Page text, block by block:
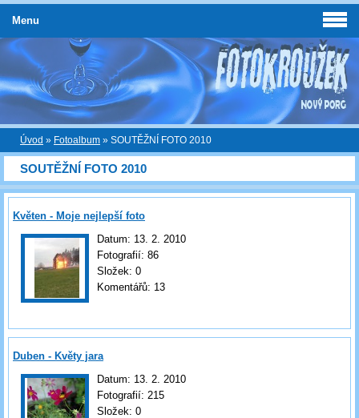
Úvod » Fotoalbum » SOUTĚŽNÍ FOTO 2010
SOUTĚŽNÍ FOTO 2010
Květen - Moje nejlepší foto
Datum: 13. 2. 2010
Fotografií: 86
Složek: 0
Komentářů: 13
Duben - Květy jara
Datum: 13. 2. 2010
Fotografií: 215
Složek: 0
Menu